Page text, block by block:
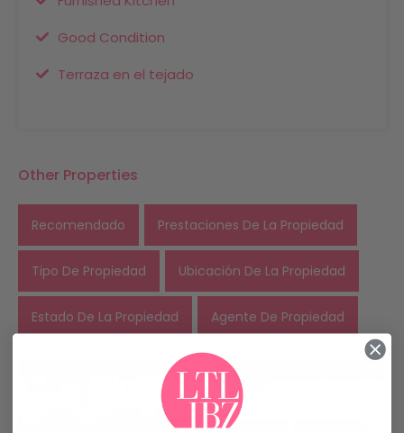
Good Condition
Terraza en el tejado
Other Properties
Recomendado Prestaciones De La Propiedad
Tipo De Propiedad Ubicación De La Propiedad
Estado De La Propiedad Agente De Propiedad